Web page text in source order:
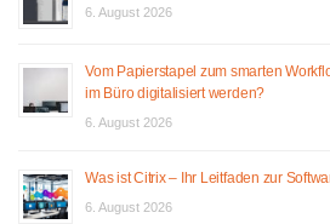
6. August 2026
Vom Papierstapel zum smarten
im Büro digitalisiert werden?
6. August 2026
Was ist Citrix – Ihr Leitfaden zur
6. August 2026